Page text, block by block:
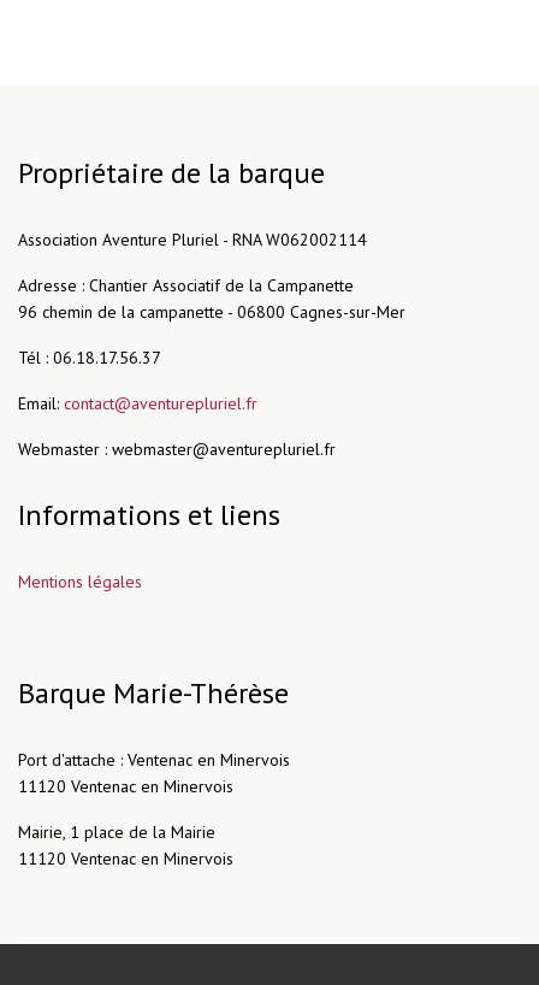
Propriétaire de la barque
Association Aventure Pluriel - RNA W062002114
Adresse : Chantier Associatif de la Campanette
96 chemin de la campanette - 06800 Cagnes-sur-Mer
Tél : 06.18.17.56.37
Email: contact@aventurepluriel.fr
Webmaster : webmaster@aventurepluriel.fr
Informations et liens
Mentions légales
Barque Marie-Thérèse
Port d'attache : Ventenac en Minervois
11120 Ventenac en Minervois
Mairie, 1 place de la Mairie
11120 Ventenac en Minervois